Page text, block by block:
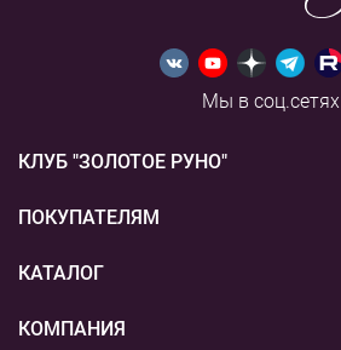
Мы в соц.сетях
КЛУБ "ЗОЛОТОЕ РУНО"
Новости
Акции
ПОКУПАТЕЛЯМ
Бонусная система
Подарочные сертификаты
КАТАЛОГ
Вышивка
КОМПАНИЯ